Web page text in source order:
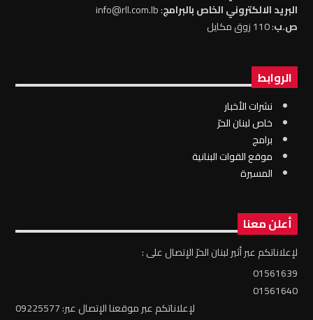
البريد الالكتروني الخاص بالبرامج: info@rll.com.lb
ص.ب: 110 زوق مكايل
الروابط
نشرات الأخبار
خاص لبنان الحرّ
برامج
موقع القوات البنانية
المسيرة
أعلن معنا
لإعلاناتكم عبر أثير لبنان الحرّ الإتصال على :
01561639
01561640
لإعلاناتكم عبر موقعنا الإتصال عبر: 09225577